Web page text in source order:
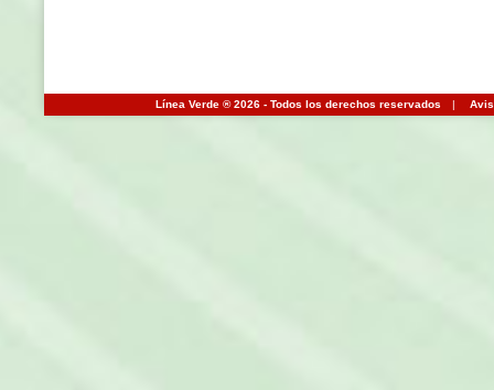
Línea Verde ® 2026 - Todos los derechos reservados |